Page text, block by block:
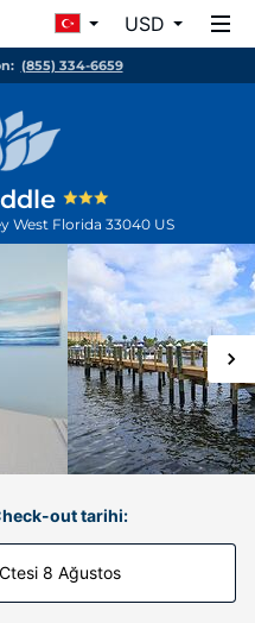
USD
(855) 334-6659
West Florida 33040 US
out tarihi:
Ctesi 8 Ağustos